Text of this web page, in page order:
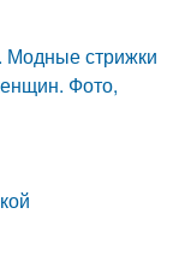
Модные стрижки
Фото,